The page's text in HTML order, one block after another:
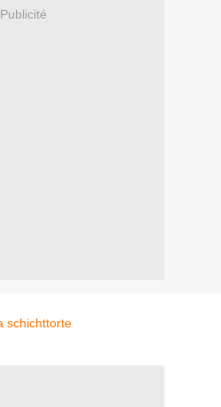
Publicité